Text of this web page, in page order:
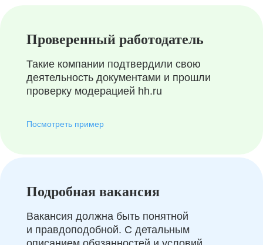
Проверенный работодатель
Такие компании подтвердили свою
деятельность документами и прошли
проверку модерацией hh.ru
Посмотреть пример
Подробная вакансия
Вакансия должна быть понятной
и правдоподобной. С детальным